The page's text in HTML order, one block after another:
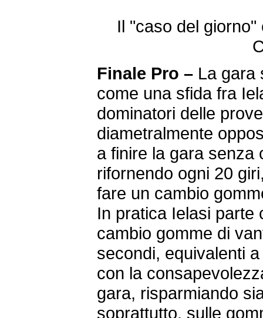
Il "caso del
Finale Pro – La gara
come una sfida fra
dominatori delle
diametralmente
a finire la gara senza
rifornendo ogni 20
fare un cambio
In pratica Ielasi parte
cambio gomme di
secondi, equivalenti
con la
gara, risparmiando
soprattutto, sulle